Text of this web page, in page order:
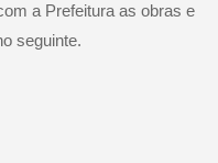
a Prefeitura as obras e
seguinte.